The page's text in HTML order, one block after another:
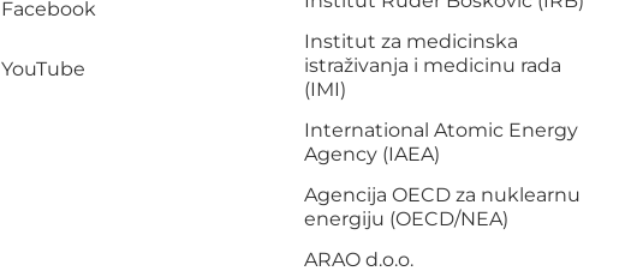
Facebook
YouTube
Institut za medicinska
istraživanja i medicinu rada
(IMI)
International Atomic Energy
Agency (IAEA)
Agencija OECD za nuklearnu
energiju (OECD/NEA)
ARAO d.o.o.